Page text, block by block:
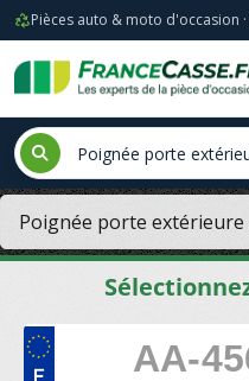
Pièces auto & moto d'occasion